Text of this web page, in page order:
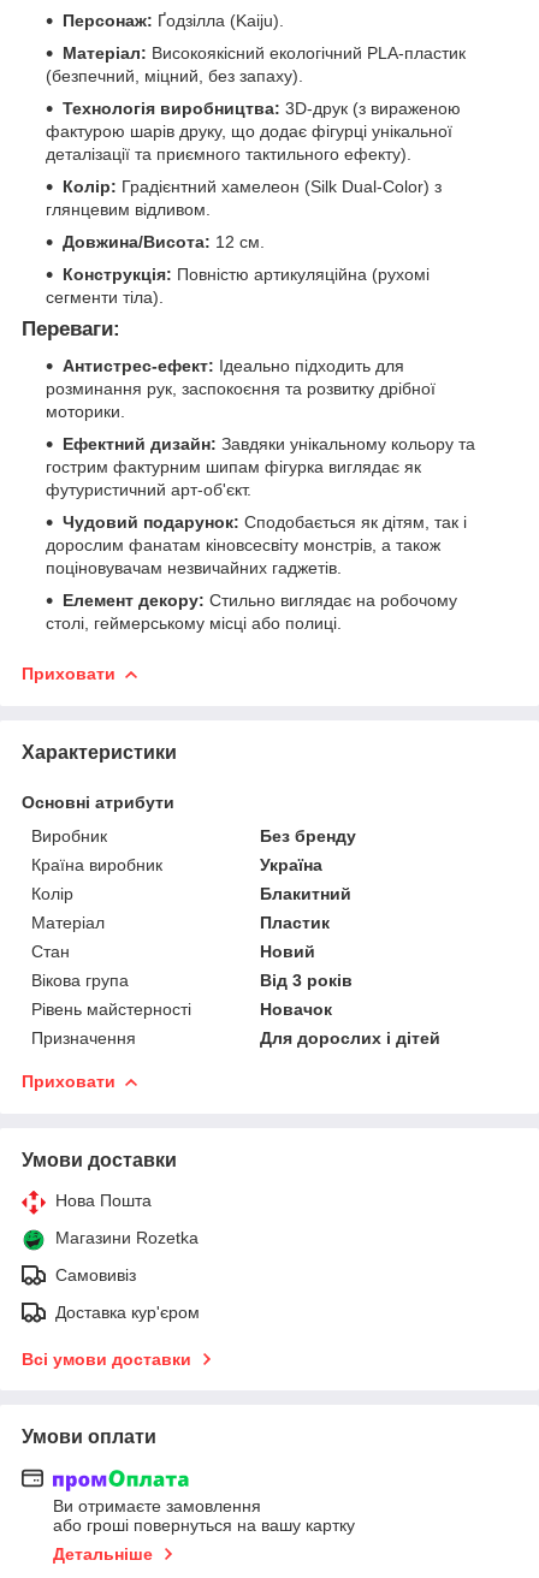
Персонаж: Ґодзілла (Kaiju).
Матеріал: Високоякісний екологічний PLA-пластик
(безпечний, міцний, без запаху).
Технологія виробництва: 3D-друк (з вираженою
фактурою шарів друку, що додає фігурці унікальної
деталізації та приємного тактильного ефекту).
Колір: Градієнтний хамелеон (Silk Dual-Color) з
глянцевим відливом.
Довжина/Висота: 12 см.
Конструкція: Повністю артикуляційна (рухомі
сегменти тіла).
Переваги:
Антистрес-ефект: Ідеально підходить для
розминання рук, заспокоєння та розвитку дрібної
моторики.
Ефектний дизайн: Завдяки унікальному кольору та
гострим фактурним шипам фігурка виглядає як
футуристичний арт-об'єкт.
Чудовий подарунок: Сподобається як дітям, так і
дорослим фанатам кіновсесвіту монстрів, а також
поціновувачам незвичайних гаджетів.
Елемент декору: Стильно виглядає на робочому
столі, геймерському місці або полиці.
Приховати
Характеристики
Основні атрибути
Виробник
Без бренду
Країна виробник
Україна
Колір
Блакитний
Матеріал
Пластик
Стан
Новий
Вікова група
Від 3 років
Рівень майстерності
Новачок
Призначення
Для дорослих і дітей
Приховати
Умови доставки
Нова Пошта
Магазини Rozetka
Самовивіз
Доставка кур'єром
Всі умови доставки
Умови оплати
Ви отримаєте замовлення
або гроші повернуться на вашу картку
Детальніше